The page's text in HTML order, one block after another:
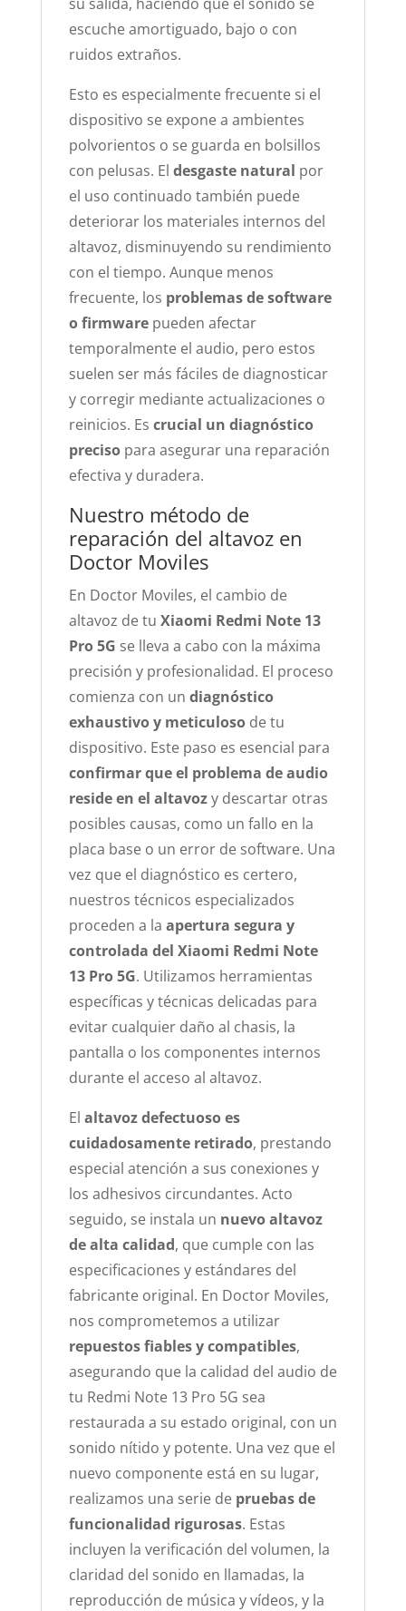
escuche amortiguado, bajo o con
ruidos extraños.
Esto es especialmente frecuente si el
dispositivo se expone a ambientes
polvorientos o se guarda en bolsillos
con pelusas. El desgaste natural por
el uso continuado también puede
deteriorar los materiales internos del
altavoz, disminuyendo su rendimiento
con el tiempo. Aunque menos
frecuente, los problemas de software
o firmwarepueden afectar
temporalmente el audio, pero estos
suelen ser más fáciles de diagnosticar
y corregir mediante actualizaciones o
reinicios. Es crucial un diagnóstico
precisopara asegurar una reparación
efectiva y duradera.
Nuestro método de
reparación del altavoz en
Doctor Moviles
En Doctor Moviles, el cambio de
altavoz de tu Xiaomi Redmi Note 13
Pro 5G se lleva a cabo con la máxima
precisión y profesionalidad. El proceso
comienza con un diagnóstico
exhaustivo y meticulosode tu
dispositivo. Este paso es esencial para
confirmar que el problema de audio
reside en el altavozy descartar otras
posibles causas, como un fallo en la
placa base o un error de software. Una
vez que el diagnóstico es certero,
nuestros técnicos especializados
proceden a la apertura segura y
controlada del Xiaomi Redmi Note
13 Pro 5G. Utilizamos herramientas
específicas y técnicas delicadas para
evitar cualquier daño al chasis, la
pantalla o los componentes internos
durante el acceso al altavoz.
El altavoz defectuoso es
cuidadosamente retirado, prestando
especial atención a sus conexiones y
los adhesivos circundantes. Acto
seguido, se instala un nuevo altavoz
de alta calidad, que cumple con las
especificaciones y estándares del
fabricante original. En Doctor Moviles,
nos comprometemos a utilizar
repuestos fiables y compatibles,
asegurando que la calidad del audio de
tu Redmi Note 13 Pro 5G sea
restaurada a su estado original, con un
sonido nítido y potente. Una vez que el
nuevo componente está en su lugar,
realizamos una serie de pruebas de
funcionalidad rigurosas. Estas
incluyen la verificación del volumen, la
claridad del sonido en llamadas, la
reproducción de música y vídeos, y la